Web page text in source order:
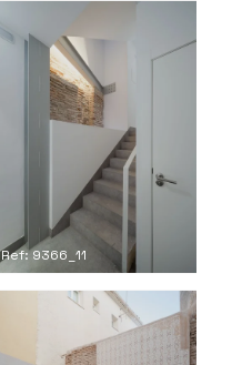
Ref: 9366_11